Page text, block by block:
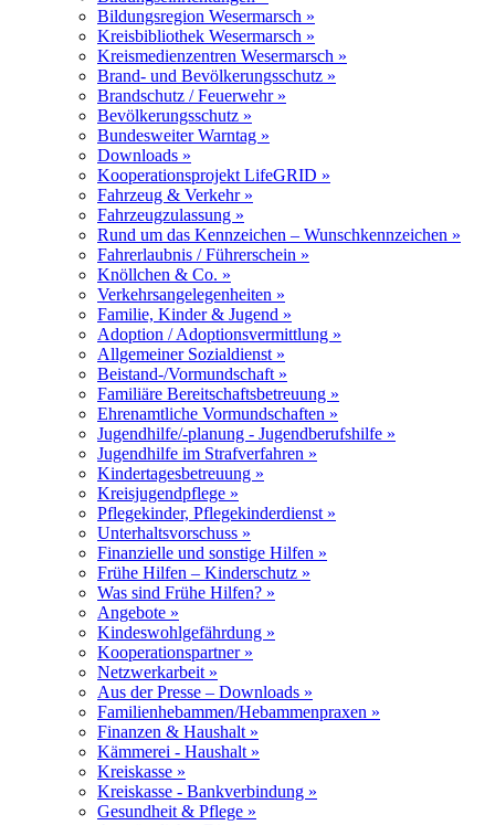
Bildungsregion Wesermarsch »
Kreisbibliothek Wesermarsch »
Kreismedienzentren Wesermarsch »
Brand- und Bevölkerungsschutz »
Brandschutz / Feuerwehr »
Bevölkerungsschutz »
Bundesweiter Warntag »
Downloads »
Kooperationsprojekt LifeGRID »
Fahrzeug & Verkehr »
Fahrzeugzulassung »
Rund um das Kennzeichen – Wunschkennzeichen »
Fahrerlaubnis / Führerschein »
Knöllchen & Co. »
Verkehrsangelegenheiten »
Familie, Kinder & Jugend »
Adoption / Adoptionsvermittlung »
Allgemeiner Sozialdienst »
Beistand-/Vormundschaft »
Familiäre Bereitschaftsbetreuung »
Ehrenamtliche Vormundschaften »
Jugendhilfe/-planung - Jugendberufshilfe »
Jugendhilfe im Strafverfahren »
Kindertagesbetreuung »
Kreisjugendpflege »
Pflegekinder, Pflegekinderdienst »
Unterhaltsvorschuss »
Finanzielle und sonstige Hilfen »
Frühe Hilfen – Kinderschutz »
Was sind Frühe Hilfen? »
Angebote »
Kindeswohlgefährdung »
Kooperationspartner »
Netzwerkarbeit »
Aus der Presse – Downloads »
Familienhebammen/Hebammenpraxen »
Finanzen & Haushalt »
Kämmerei - Haushalt »
Kreiskasse »
Kreiskasse - Bankverbindung »
Gesundheit & Pflege »